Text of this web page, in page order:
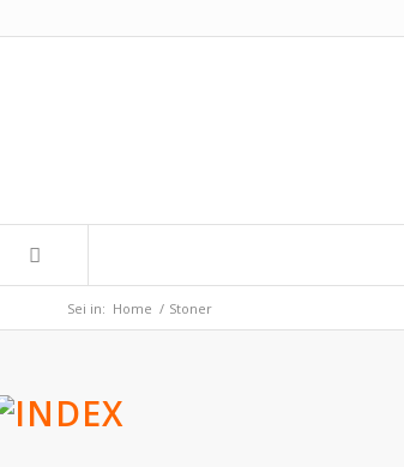
Sei in: Home / Stoner